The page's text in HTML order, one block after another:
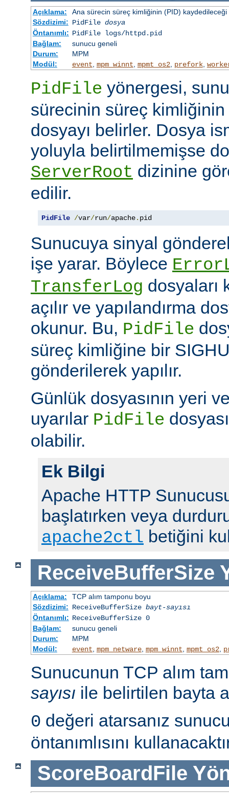
Açıklama:
Ana sürecin süreç kimliğinin (PID) kaydedileceği
Sözdizimi: PidFile dosya
Öntanımlı: PidFile logs/httpd.pid
Bağlam:
sunucu geneli
Durum:
MPM
Modül:
event mpm_winnt mpmt_os2, prefork,
PidFile yönergesi,
sürecinin süreç
dosyayı belirler. Dosya
yoluyla belirtilmemişse
ServerRoot dizinine
edilir.
PidFile /var/run/apache. pid
Sunucuya sinyal
işe yarar. Böylece
TransferLog dosyaları
açılır ve yapılandırma
okunur. Bu, PidFile
süreç kimliğine bir
gönderilerek yapılır.
Günlük dosyasının yeri
uyarılar PidFile
olabilir.
Ek Bilgi
Apache HTTP
başlatırken veya
apache2ctl betiğini
ReceiveBufferSize
Açıklama:
TCP alım tamponu boyu
Sözdizimi: ReceiveBufferSize bayt-sayısı
Öntanımlı: ReceiveBufferSize 0
Bağlam:
sunucu geneli
Durum:
MPM
Modül:
event mpm_netware, mpm_winnt mpmt_os2,
Sunucunun TCP alım
sayısı ile belirtilen bayta
0 değeri atarsanız
öntanımlısını
ScoreBoardFile